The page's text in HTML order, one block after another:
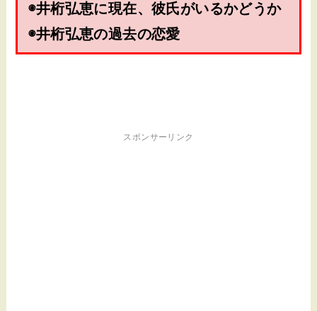
◉井桁弘恵に現在、彼氏がいるかどうか
◉井桁弘恵の過去の恋愛
スポンサーリンク